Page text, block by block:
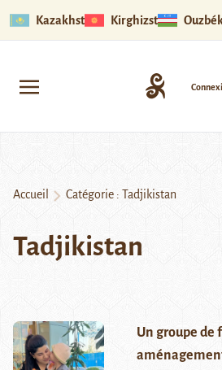
Kazakhstan Kirghizstan
Accueil Catégorie : Tadjikistan
Tadjikistan
Un groupe de